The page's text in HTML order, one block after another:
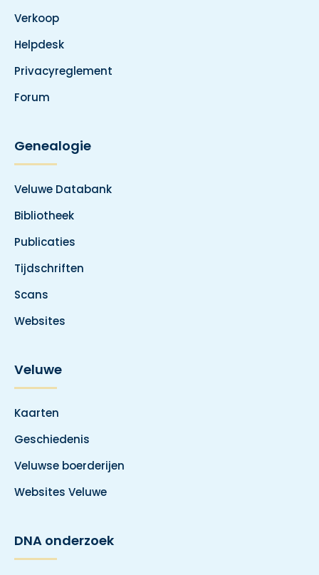
Verkoop
Helpdesk
Privacyreglement
Forum
Genealogie
Veluwe Databank
Bibliotheek
Publicaties
Tijdschriften
Scans
Websites
Veluwe
Kaarten
Geschiedenis
Veluwse boerderijen
Websites Veluwe
DNA onderzoek